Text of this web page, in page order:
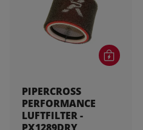
PIPERCROSS
PERFORMANCE
LUFTFILTER -